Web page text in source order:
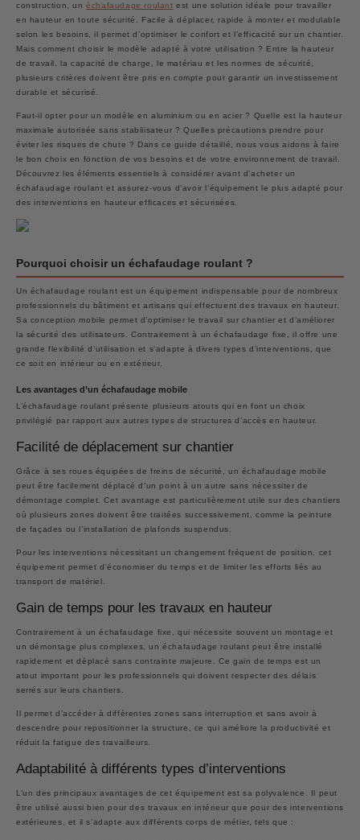
construction, unéchafaudage roulant est une solution idéale pour travailler
en hauteur en toute sécurité. Facile à déplacer, rapide à monter et modulable
selon les besoins, il permet d’optimiser le confort et l’efficacité sur un chantier.
Mais comment choisir le modèle adapté à votre utilisation ? Entre la hauteur
de travail, la capacité de charge, le matériau et les normes de sécurité,
plusieurs critères doivent être pris en compte pour garantir un investissement
durable et sécurisé.
Faut-il opter pour un modèle en aluminium ou en acier ? Quelle est la hauteur
maximale autorisée sans stabilisateur ? Quelles précautions prendre pour
éviter les risques de chute ? Dans ce guide détaillé, nous vous aidons à faire
le bon choix en fonction de vos besoins et de votre environnement de travail.
Découvrez les éléments essentiels à considérer avant d’acheter un
échafaudage roulant et assurez-vous d’avoir l’équipement le plus adapté pour
des interventions en hauteur efficaces et sécurisées.
Pourquoi choisir un échafaudage roulant ?
Un échafaudage roulant est un équipement indispensable pour de nombreux
professionnels du bâtiment et artisans qui effectuent des travaux en hauteur.
Sa conception mobile permet d’optimiser le travail sur chantier et d’améliorer
la sécurité des utilisateurs. Contrairement à un échafaudage fixe, il offre une
grande flexibilité d’utilisation et s’adapte à divers types d’interventions, que
ce soit en intérieur ou en extérieur.
Les avantages d’un échafaudage mobile
L’échafaudage roulant présente plusieurs atouts qui en font un choix
privilégié par rapport aux autres types de structures d’accès en hauteur.
Facilité de déplacement sur chantier
Grâce à ses roues équipées de freins de sécurité, un échafaudage mobile
peut être facilement déplacé d’un point à un autre sans nécessiter de
démontage complet. Cet avantage est particulièrement utile sur des chantiers
où plusieurs zones doivent être traitées successivement, comme la peinture
de façades ou l’installation de plafonds suspendus.
Pour les interventions nécessitant un changement fréquent de position, cet
équipement permet d’économiser du temps et de limiter les efforts liés au
transport de matériel.
Gain de temps pour les travaux en hauteur
Contrairement à un échafaudage fixe, qui nécessite souvent un montage et
un démontage plus complexes, un échafaudage roulant peut être installé
rapidement et déplacé sans contrainte majeure. Ce gain de temps est un
atout important pour les professionnels qui doivent respecter des délais
serrés sur leurs chantiers.
Il permet d’accéder à différentes zones sans interruption et sans avoir à
descendre pour repositionner la structure, ce qui améliore la productivité et
réduit la fatigue des travailleurs.
Adaptabilité à différents types d’interventions
L’un des principaux avantages de cet équipement est sa polyvalence. Il peut
être utilisé aussi bien pour des travaux en intérieur que pour des interventions
extérieures, et il s’adapte aux différents corps de métier, tels que :